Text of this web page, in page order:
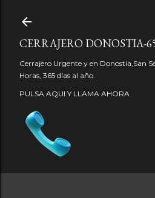
CERRAJERO DONOSTIA-
Cerrajero Urgente y en Donostia,San
Horas, 365 días al año.
PULSA AQUI Y LLAMA AHORA